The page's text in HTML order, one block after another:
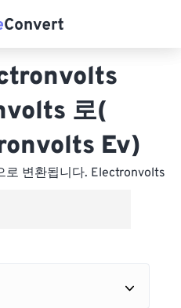
로(
Ev)
로 변환됩니다. Electronvolts